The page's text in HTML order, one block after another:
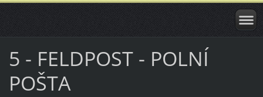
5 - FELDPOST - POLNÍ
POŠTA